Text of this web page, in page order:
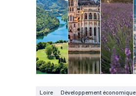
Loire
Développement économique